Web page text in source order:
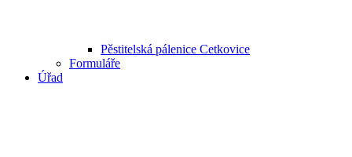
Pěstitelská pálenice Cetkovice
Formuláře
Úřad